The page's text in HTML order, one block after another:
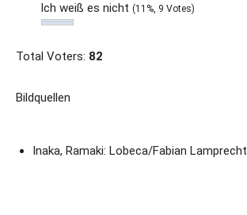
Ich weiß es nicht (11%, 9 Votes)
Total Voters: 82
Bildquellen
Inaka, Ramaki: Lobeca/Fabian Lamprecht